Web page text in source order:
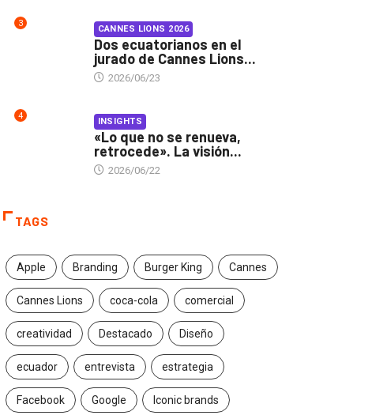
3 CANNES LIONS 2026
Dos ecuatorianos en el
jurado de Cannes Lions...
2026/06/23
4 INSIGHTS
«Lo que no se renueva,
retrocede». La visión...
2026/06/22
TAGS
Apple Branding Burger King Cannes
Cannes Lions coca-cola comercial
creatividad Destacado Diseño
ecuador entrevista estrategia
Facebook Google Iconic brands